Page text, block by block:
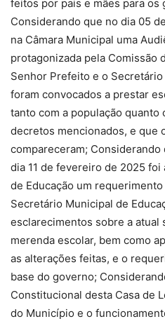
feitos por pais e mães para
Considerando que no dia 05
na Câmara Municipal uma
protagonizada pela Comissão
Senhor Prefeito e o
foram convocados a prestar
tanto com a população
decretos mencionados, e que
compareceram; Considerando
dia 11 de fevereiro de 2025
de Educação um
Secretário Municipal de
esclarecimentos sobre a atual
merenda escolar, bem como
as alterações feitas, e o
base do governo;
Constitucional desta Casa de
do Município e o